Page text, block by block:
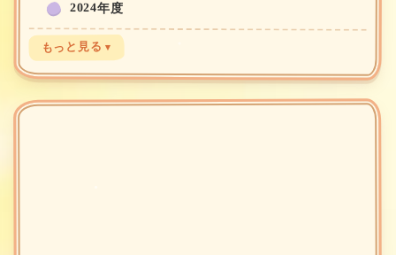
2024年度
もっと見る